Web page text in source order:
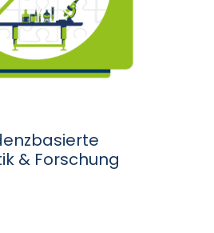
& Forschung